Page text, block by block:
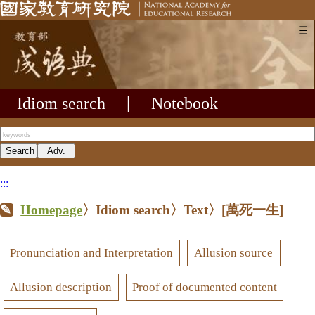
☰
Idiom search Notebook
:::
Homepage〉Idiom search〉Text〉 [萬死一生]
Pronunciation and Interpretation Allusion source
Allusion description Proof of documented content